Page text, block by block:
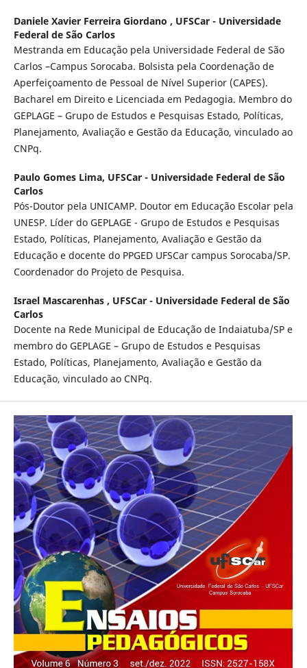
Daniele Xavier Ferreira Giordano , UFSCar - Universidade
Federal de São Carlos
Mestranda em Educação pela Universidade Federal de São
Carlos –Campus Sorocaba. Bolsista pela Coordenação de
Aperfeiçoamento de Pessoal de Nível Superior (CAPES).
Bacharel em Direito e Licenciada em Pedagogia. Membro do
GEPLAGE – Grupo de Estudos e Pesquisas Estado, Políticas,
Planejamento, Avaliação e Gestão da Educação, vinculado ao
CNPq.
Paulo Gomes Lima, UFSCar - Universidade Federal de São
Carlos
Pós-Doutor pela UNICAMP. Doutor em Educação Escolar pela
UNESP. Líder do GEPLAGE - Grupo de Estudos e Pesquisas
Estado, Políticas, Planejamento, Avaliação e Gestão da
Educação e docente do PPGED UFSCar campus Sorocaba/SP.
Coordenador do Projeto de Pesquisa.
Israel Mascarenhas , UFSCar - Universidade Federal de São
Carlos
Docente na Rede Municipal de Educação de Indaiatuba/SP e
membro do GEPLAGE – Grupo de Estudos e Pesquisas
Estado, Políticas, Planejamento, Avaliação e Gestão da
Educação, vinculado ao CNPq.